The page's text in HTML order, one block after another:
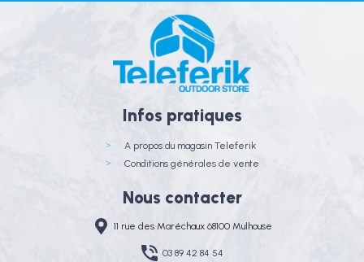
Infos pratiques
A propos du magasin Teleferik
Conditions générales de vente
Nous contacter
11 rue des Maréchaux 68100 Mulhouse
03 89 42 84 54